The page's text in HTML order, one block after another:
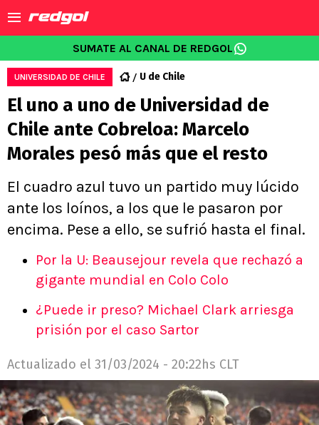
SUMATE AL CANAL DE REDGOL
UNIVERSIDAD DE CHILE U de Chile
El uno a uno de Universidad de
Chile ante Cobreloa: Marcelo
Morales pesó más que el resto
El cuadro azul tuvo un partido muy lúcido
ante los loínos, a los que le pasaron por
encima. Pese a ello, se sufrió hasta el final.
Por la U: Beausejour revela que rechazó a
gigante mundial en Colo Colo
¿Puede ir preso? Michael Clark arriesga
prisión por el caso Sartor
Actualizado el 31/03/2024 - 20:22hs CLT